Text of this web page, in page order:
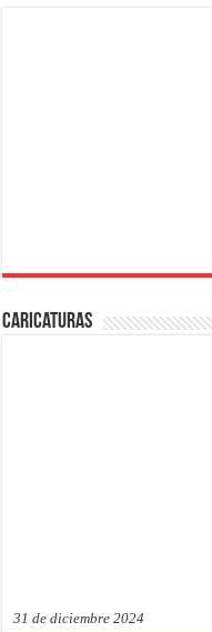
Caricaturas
31 de diciembre 2024